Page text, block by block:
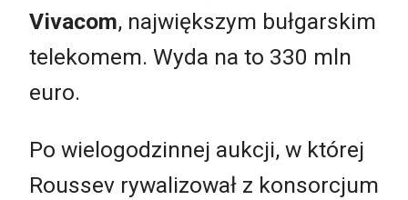
Vivacom, największym bułgarskim
telekomem. Wyda na to 330 mln
euro.
Po wielogodzinnej aukcji, w której
Roussev rywalizował z konsorcjum